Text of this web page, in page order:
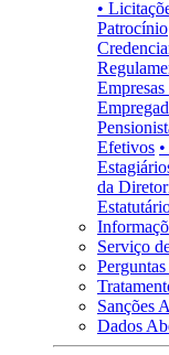
•
Patrocínio
Empresas
Efetivos
da
Serviço
Sanções
Dados